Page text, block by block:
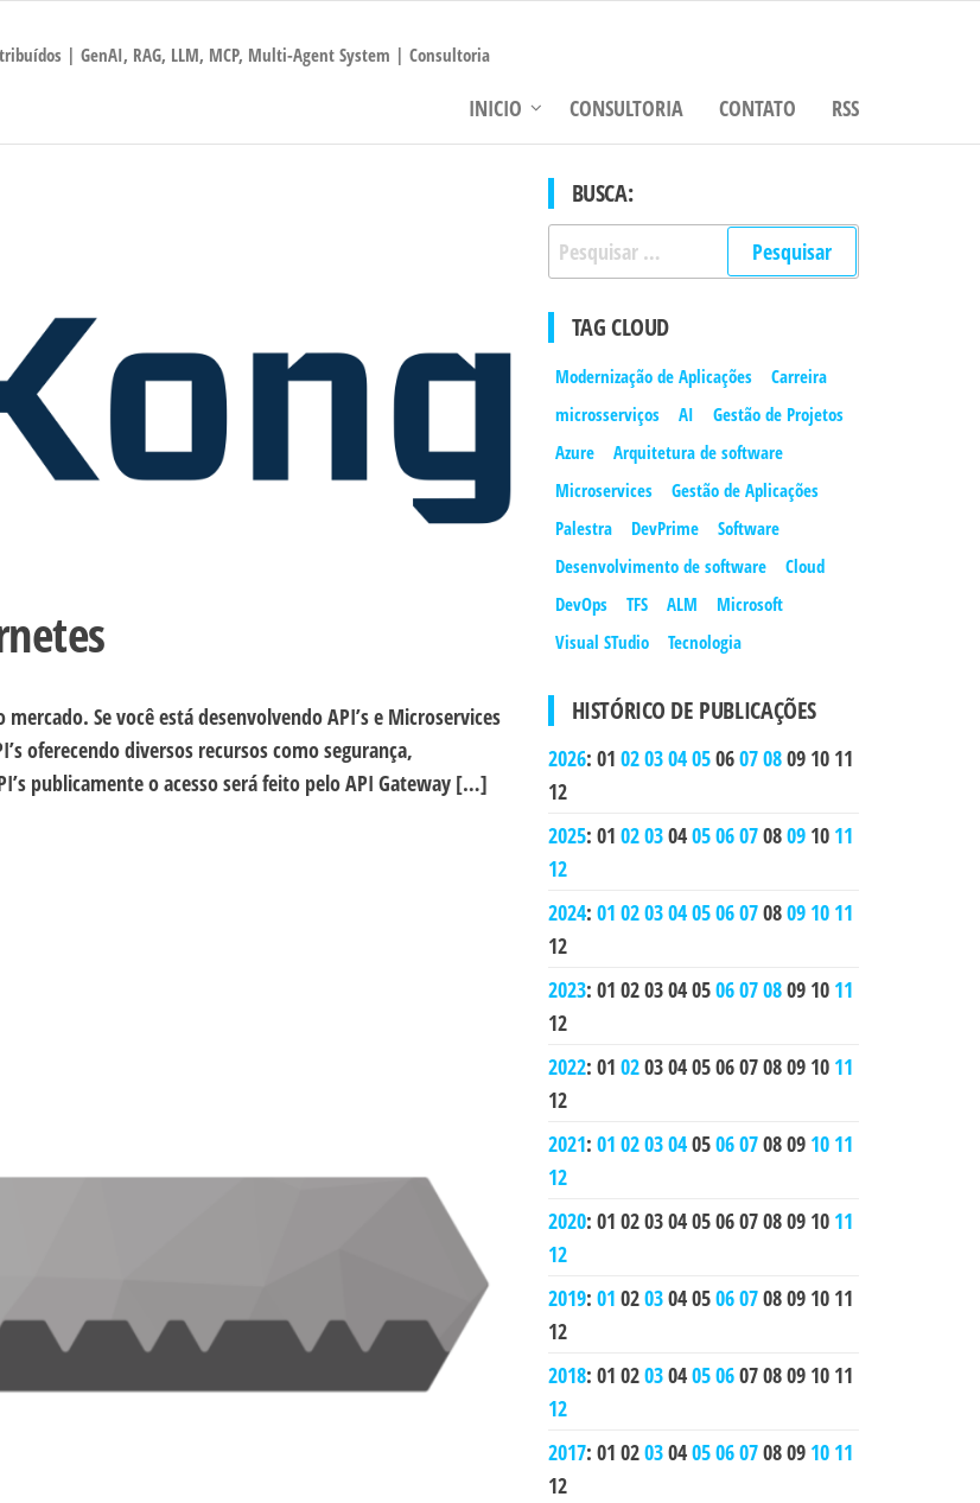
| GenAI, RAG, LLM, MCP, Multi-Agent System | Consultoria
INICIO CONSULTORIA CONTATO RSS
Se você está desenvolvendo API’s e Microservices
oferecendo diversos recursos como segurança,
publicamente o acesso será feito pelo API Gateway […]
BUSCA:
Pesquisar
por:
TAG CLOUD
Modernização de Aplicações
Carreira
microsserviços
AI
Gestão de Projetos
Azure
Arquitetura de software
Microservices
Gestão de Aplicações
Palestra
DevPrime
Software
Desenvolvimento de software
Cloud
DevOps
TFS ALM
Microsoft
Visual STudio
Tecnologia
HISTÓRICO DE PUBLICAÇÕES
2026: 01 0203040506070809 10 11
12
2025: 01 0203040506070809 10 11
12
2024: 01 0203040506070809 10 11
12
2023: 01 0203040506070809 10 11
12
2022: 01 0203040506070809 10 11
12
2021: 01 0203040506070809 10 11
12
2020: 01 0203040506070809 10 11
12
2019: 01 0203040506070809 10 11
12
2018: 01 0203040506070809 10 11
12
2017: 01 0203040506070809 10 11
12